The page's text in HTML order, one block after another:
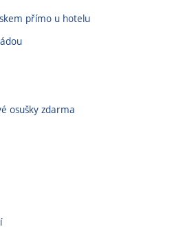
přímo u hotelu
osušky zdarma